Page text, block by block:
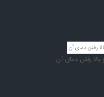
رفتن دمای آن